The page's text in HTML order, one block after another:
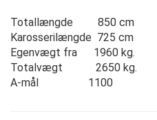
Totallængde 850 cm
Karosserilængde 725 cm
Egenvægt fra 1960 kg.
Totalvægt 2650 kg.
A-mål 1100